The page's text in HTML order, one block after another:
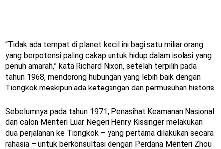
“Tidak ada tempat di planet kecil ini bagi satu miliar orang
yang berpotensi paling cakap untuk hidup dalam isolasi yang
penuh amarah,” kata Richard Nixon, setelah terpilih pada
tahun 1968, mendorong hubungan yang lebih baik dengan
Tiongkok meskipun ada ketegangan dan permusuhan historis.
Sebelumnya pada tahun 1971, Penasihat Keamanan Nasional
dan calon Menteri Luar Negeri Henry Kissinger melakukan
dua perjalanan ke Tiongkok – yang pertama dilakukan secara
rahasia – untuk berkonsultasi dengan Perdana Menteri Zhou